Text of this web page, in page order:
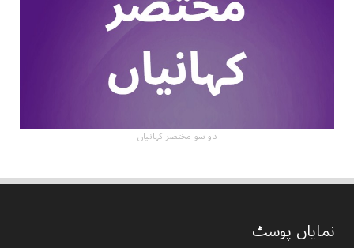
دو سو مختصر کہانیاں
نمایاں پوسٹ